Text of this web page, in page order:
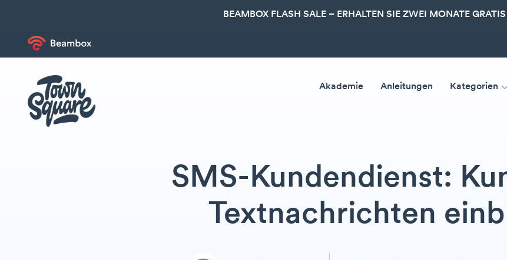
BEAMBOX FLASH SALE – ERHALTEN SIE ZWEI MONATE GRATIS
Akademie Anleitungen Kategorien
SMS-Kundendienst:
Textnachrichten